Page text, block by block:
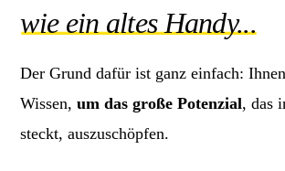
wie ein altes Handy...
Der Grund dafür ist ganz einfach:
Wissen,um das große Potenzial, das
steckt, auszuschöpfen.